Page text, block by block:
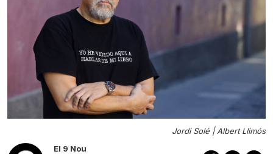
Jordi Solé |Albert Llimós
El 9 Nou